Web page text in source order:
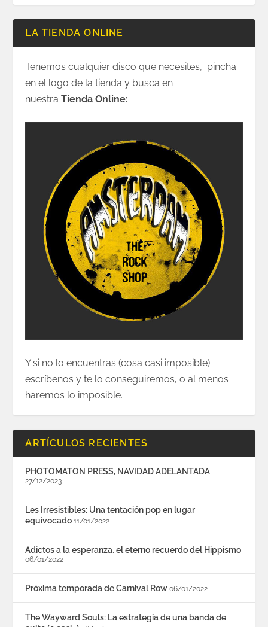
LA TIENDA ONLINE
Tenemos cualquier disco que necesites, pincha
en el logo de la tienda y busca en
nuestraTienda Online:
Y si no lo encuentras (cosa casi imposible)
escríbenos y te lo conseguiremos, o al menos
haremos lo imposible.
ARTÍCULOS RECIENTES
PHOTOMATON PRESS, NAVIDAD ADELANTADA
27/12/2023
Les Irresistibles: Una tentación pop en lugar
equivocado 11/01/2022
Adictos a la esperanza, el eterno recuerdo del Hippismo
06/01/2022
Próxima temporada de Carnival Row 06/01/2022
The Wayward Souls: La estrategia de una banda de